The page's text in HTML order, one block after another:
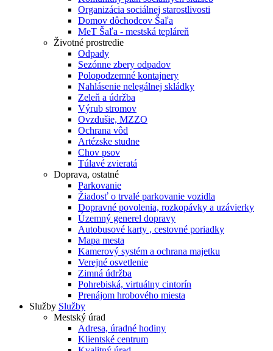
Organizácia sociálnej starostlivosti
Domov dôchodcov Šaľa
MeT Šaľa - mestská tepláreň
Životné prostredie
Odpady
Sezónne zbery odpadov
Polopodzemné kontajnery
Nahlásenie nelegálnej skládky
Zeleň a údržba
Výrub stromov
Ovzdušie, MZZO
Ochrana vôd
Artézske studne
Chov psov
Túlavé zvieratá
Doprava, ostatné
Parkovanie
Žiadosť o trvalé parkovanie vozidla
Dopravné povolenia, rozkopávky a uzávierky
Územný generel dopravy
Autobusové karty , cestovné poriadky
Mapa mesta
Kamerový systém a ochrana majetku
Verejné osvetlenie
Zimná údržba
Pohrebiská, virtuálny cintorín
Prenájom hrobového miesta
Služby Služby
Mestský úrad
Adresa, úradné hodiny
Klientské centrum